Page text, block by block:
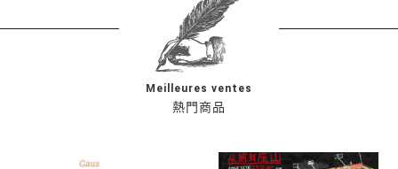
熱門商品
Meilleures ventes